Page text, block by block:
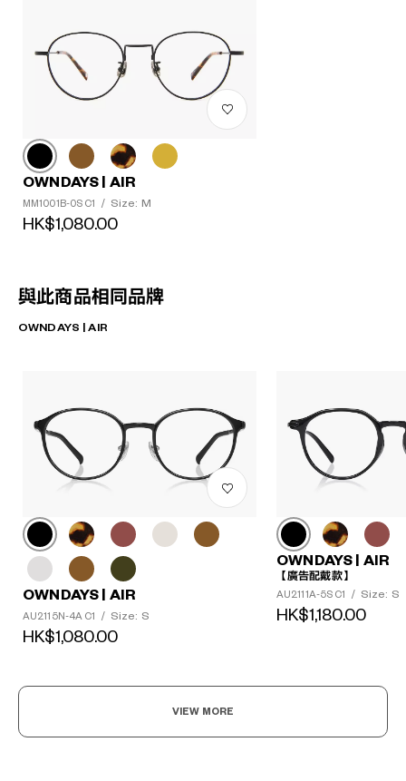
OWNDAYS | AIR
MM1001B-0S C1 / Size: M
HK$1,080.00
與此商品相同品牌
OWNDAYS | AIR
OWNDAYS | AIR
AU2115N-4A C1 / Size: S
HK$1,080.00
OWNDAYS | AIR
【廣告配戴款】
AU2111A-5S C1
/ Size: S
HK$1,180.00
VIEW MORE